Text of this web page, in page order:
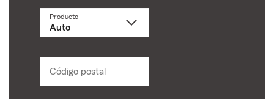
ProductoSelecciona
Código postal